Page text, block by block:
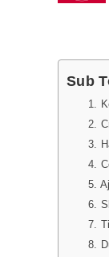
Sub
1.
2.
3.
4.
5.
6.
7.
8.